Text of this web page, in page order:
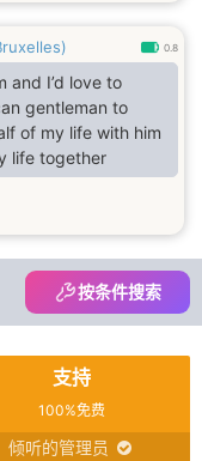
0.8
and I’d love to
gentleman to
of my life with him
life together
按条件搜索
支持
100%免费
倾听的管理员